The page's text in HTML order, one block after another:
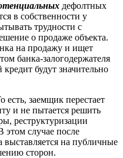
дефолтных
в собственности у
трудности с
о продаже объекта.
на продажу и ищет
банка-залогодержателя
будут значительно
есть, заемщик перестает
и не пытается решить
реструктуризации
этом случае после
выставляется на публичные
сторон.